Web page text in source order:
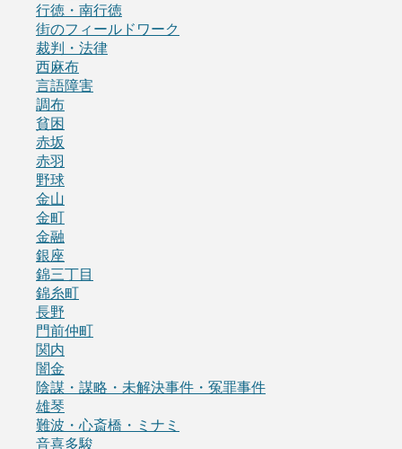
行徳・南行徳
街のフィールドワーク
裁判・法律
西麻布
言語障害
調布
貧困
赤坂
赤羽
野球
金山
金町
金融
銀座
錦三丁目
錦糸町
長野
門前仲町
関内
闇金
陰謀・謀略・未解決事件・冤罪事件
雄琴
難波・心斎橋・ミナミ
音喜多駿